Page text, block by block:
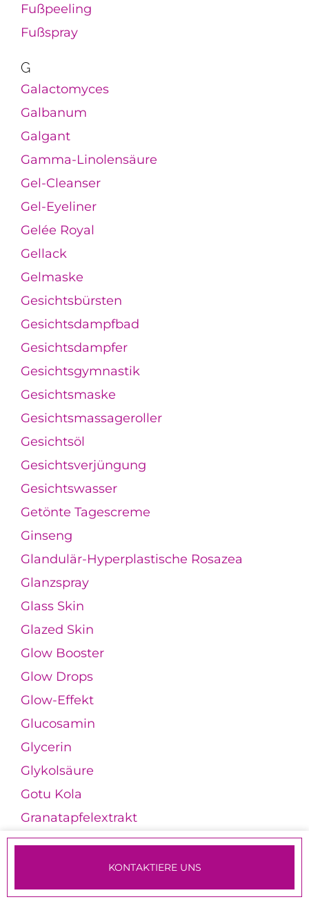
Fußpeeling
Fußspray
G
Galactomyces
Galbanum
Galgant
Gamma-Linolensäure
Gel-Cleanser
Gel-Eyeliner
Gelée Royal
Gellack
Gelmaske
Gesichtsbürsten
Gesichtsdampfbad
Gesichtsdampfer
Gesichtsgymnastik
Gesichtsmaske
Gesichtsmassageroller
Gesichtsöl
Gesichtsverjüngung
Gesichtswasser
Getönte Tagescreme
Ginseng
Glandulär-Hyperplastische Rosazea
Glanzspray
Glass Skin
Glazed Skin
Glow Booster
Glow Drops
Glow-Effekt
Glucosamin
Glycerin
Glykolsäure
Gotu Kola
Granatapfelextrakt
Granulomatöse Rosazea
Grapefruitextrakt
GrünalgenextraktTERMINE & ANMELDUNG
KONTAKTIERE UNS